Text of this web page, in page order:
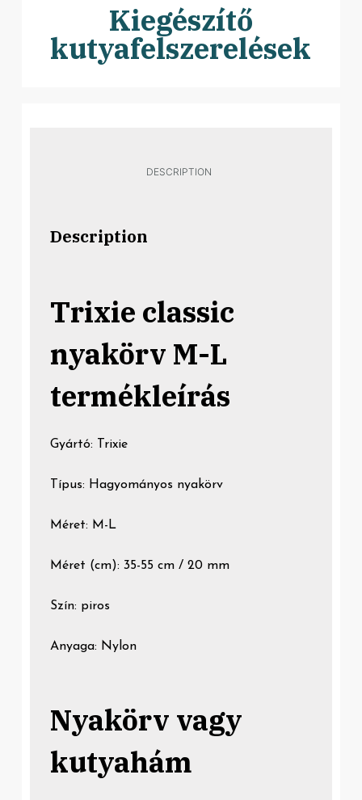
Kiegészítő
kutyafelszerelések
DESCRIPTION
Description
Trixie classic
nyakörv M-L
termékleírás
Gyártó: Trixie
Típus: Hagyományos nyakörv
Méret: M-L
Méret (cm): 35-55 cm / 20 mm
Szín: piros
Anyaga: Nylon
Nyakörv vagy
kutyahám